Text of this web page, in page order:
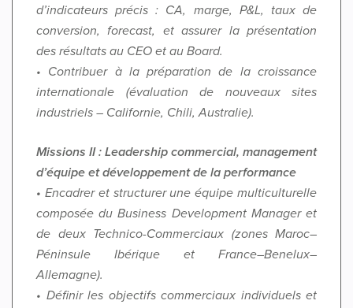
d’indicateurs précis : CA, marge, P&L, taux de
conversion, forecast, et assurer la présentation
des résultats au CEO et au Board.
• Contribuer à la préparation de la croissance
internationale (évaluation de nouveaux sites
industriels – Californie, Chili, Australie).
Missions II : Leadership commercial, management
d’équipe et développement de la performance
• Encadrer et structurer une équipe multiculturelle
composée du Business Development Manager et
de deux Technico-Commerciaux (zones Maroc–
Péninsule Ibérique et France–Benelux–
Allemagne).
• Définir les objectifs commerciaux individuels et